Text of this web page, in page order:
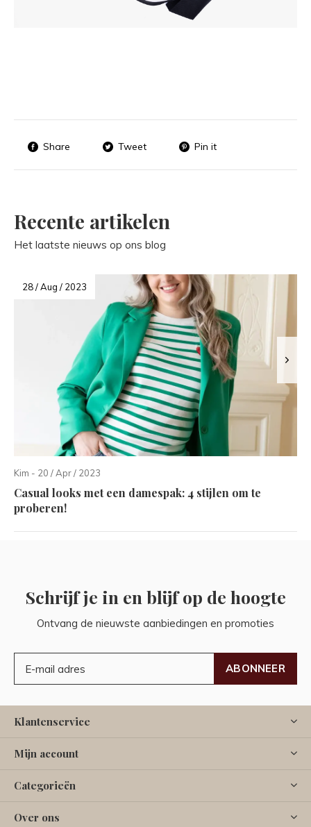
Share Tweet Pin it
Recente artikelen
Het laatste nieuws op ons blog
28 / Aug / 2023
Kim - 20 / Apr / 2023
Casual looks met een damespak: 4 stijlen om te
proberen!
Schrijf je in en blijf op de hoogte
Ontvang de nieuwste aanbiedingen en promoties
ABONNEER
Klantenservice
Mijn account
Categorieën
Over ons